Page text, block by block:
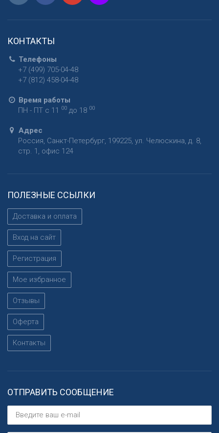
КОНТАКТЫ
Телефоны
+7 (499) 705-04-48
+7 (812) 458-04-48
Время работы
ПН - ПТ с 11
00 до 18 00
Адрес
Россия, Санкт-Петербург, 199225, ул. Челюскина, д. 8,
стр. 1, офис 124
ПОЛЕЗНЫЕ ССЫЛКИ
Доставка и оплата
Вход на сайт
Регистрация
Мое избранное
Отзывы
Оферта
Контакты
ОТПРАВИТЬ СООБЩЕНИЕ